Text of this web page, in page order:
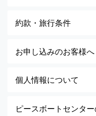
約款・旅行条件
お申し込みのお客様へ
個人情報について
ピースボートセンタ